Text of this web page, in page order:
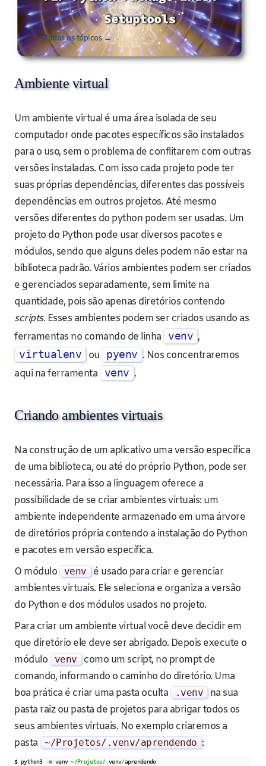
Todos os tópicos →
Ambiente virtual
Um ambiente virtual é uma área isolada de seu
computador onde pacotes específicos são instalados
para o uso, sem o problema de conflitarem com outras
versões instaladas. Com isso cada projeto pode ter
suas próprias dependências, diferentes das possíveis
dependências em outros projetos. Até mesmo
versões diferentes do python podem ser usadas. Um
projeto do Python pode usar diversos pacotes e
módulos, sendo que alguns deles podem não estar na
biblioteca padrão. Vários ambientes podem ser criados
e gerenciados separadamente, sem limite na
quantidade, pois são apenas diretórios contendo
scripts. Esses ambientes podem ser criados usando as
ferramentas no comando de linha venv ,
virtualenv ou pyenv . Nos concentraremos
aqui na ferramenta venv .
Criando ambientes virtuais
Na construção de um aplicativo uma versão específica
de uma biblioteca, ou até do próprio Python, pode ser
necessária. Para isso a linguagem oferece a
possibilidade de se criar ambientes virtuais: um
ambiente independente armazenado em uma árvore
de diretórios própria contendo a instalação do Python
e pacotes em versão específica.
O módulo
venv
é usado para criar e gerenciar
ambientes virtuais. Ele seleciona e organiza a versão
do Python e dos módulos usados no projeto.
Para criar um ambiente virtual você deve decidir em
que diretório ele deve ser abrigado. Depois execute o
módulo
venv
como um script, no prompt de
comando, informando o caminho do diretório. Uma
boa prática é criar uma pasta oculta
. venv
na sua
pasta raiz ou pasta de projetos para abrigar todos os
seus ambientes virtuais. No exemplo criaremos a
pasta ~/Projetos/ . venv/aprendendo :
$ python3 -m venv ~/Projetos/ .venv/aprendendo